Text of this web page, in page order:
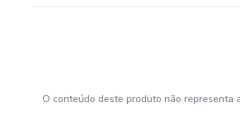
O conteúdo deste produto não representa